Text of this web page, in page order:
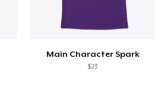
Main Character Spark
$23